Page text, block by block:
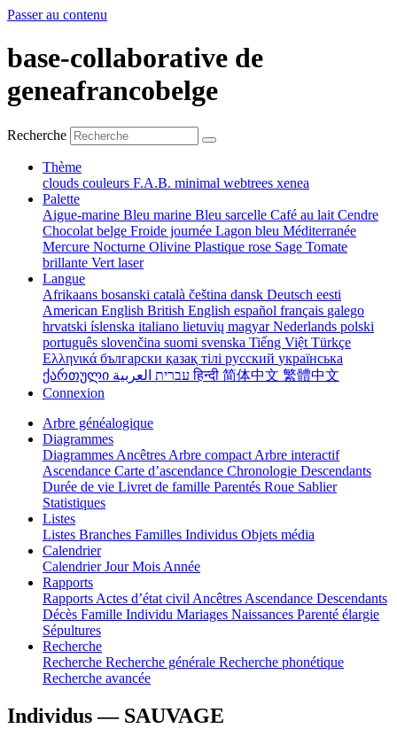
Passer au contenu
base-collaborative de
geneafrancobelge
Recherche
Thème
clouds couleurs F.A.B. minimal webtrees xenea
Palette
Aigue-marine Bleu marine Bleu sarcelle Café au lait Cendre
Chocolat belge Froide journée Lagon bleu Méditerranée
Mercure Nocturne Olivine Plastique rose Sage Tomate
brillante Vert laser
Langue
Afrikaans bosanski català čeština dansk Deutsch eesti
American English British English español français galego
hrvatski íslenska italiano lietuvių magyarNederlands polski
português slovenčina suomi svenska Tiếng Việt Türkçe
Ελληνικά български қазақ тілі русский українська
ქართული
עברית العربيةहिन्दी 简体中文 繁體中文
Connexion
Arbre généalogique
Diagrammes
Diagrammes Ancêtres Arbre compact Arbre interactif
Ascendance Carte d’ascendance Chronologie Descendants
Durée de vie Livret de famille Parentés Roue Sablier
Statistiques
Listes
Listes Branches Familles Individus Objets média
Calendrier
CalendrierJourMois Année
Rapports
Rapports Actes d’état civil Ancêtres Ascendance Descendants
Décès Famille Individu Mariages Naissances Parenté élargie
Sépultures
Recherche
Recherche Recherche générale Recherche phonétique
Recherche avancée
Individus — SAUVAGE